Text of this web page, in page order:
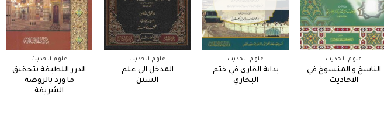
علوم الحديث
الدرر اللطيفة بتحقيق
ما ورد بالروضة
الشريفة
علوم الحديث
المدخل الى علم
السنن
علوم الحديث
بداية القاري في ختم
البخاري
علوم الحديث
الناسخ و المنسوخ في
الاحاديث